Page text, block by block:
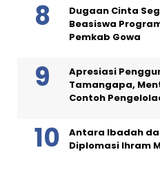
Dugaan Cinta
Beasiswa
Pemkab Gowa
Apresiasi
Tamangapa,
Contoh
Antara Ibadah
Diplomasi Ihram